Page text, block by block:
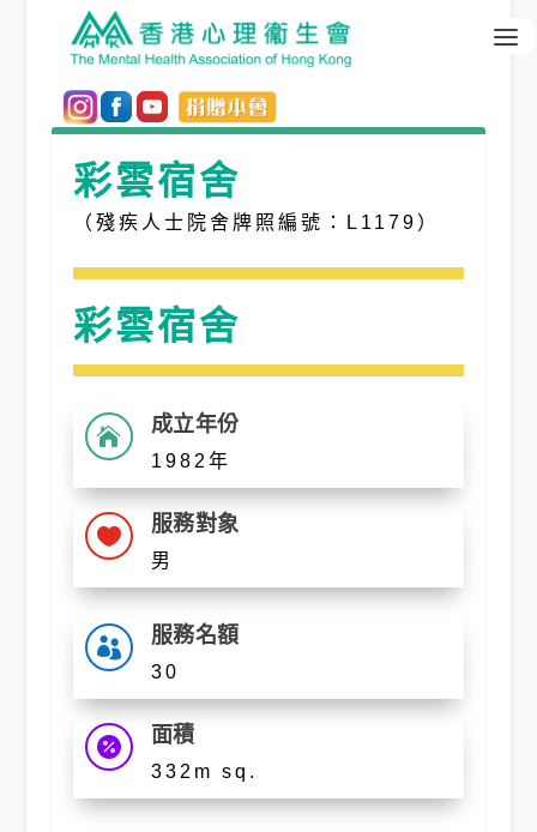
彩雲宿舍
（殘疾人士院舍牌照編號：L1179）
彩雲宿舍
 成立年份
1982年
 服務對象
男
 服務名額
30
 面積
332m sq.